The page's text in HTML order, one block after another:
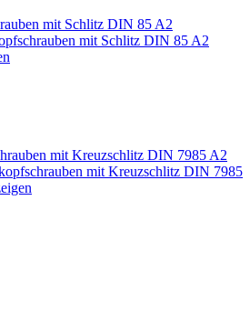
mit Schlitz DIN 85 A2
mit Schlitz DIN 85 A2
mit Kreuzschlitz DIN 7985 A2
mit Kreuzschlitz DIN 7985